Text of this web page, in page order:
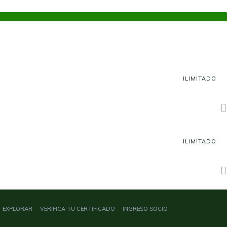
ILIMITADO
ILIMITADO
EXPLORAR VERIFICA TU CERTIFICADO INGRESO SOCIO